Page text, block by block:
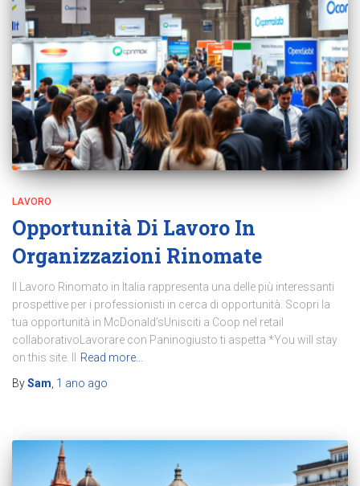
LAVORO
Opportunità Di Lavoro In
Organizzazioni Rinomate
Il Lavoro Rinomato in Italia rappresenta una delle più interessanti
prospettive per i professionisti in cerca di opportunità. Scopri la
tua opportunità in McDonald’sUnisciti a Coop nel retail
collaborativoLavorare con Paninogiusto ti aspetta *You will stay
on this site. Il
Read more…
BySam 1 ano ago